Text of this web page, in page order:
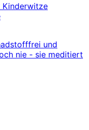
Kinderwitze
und
nie - sie meditiert